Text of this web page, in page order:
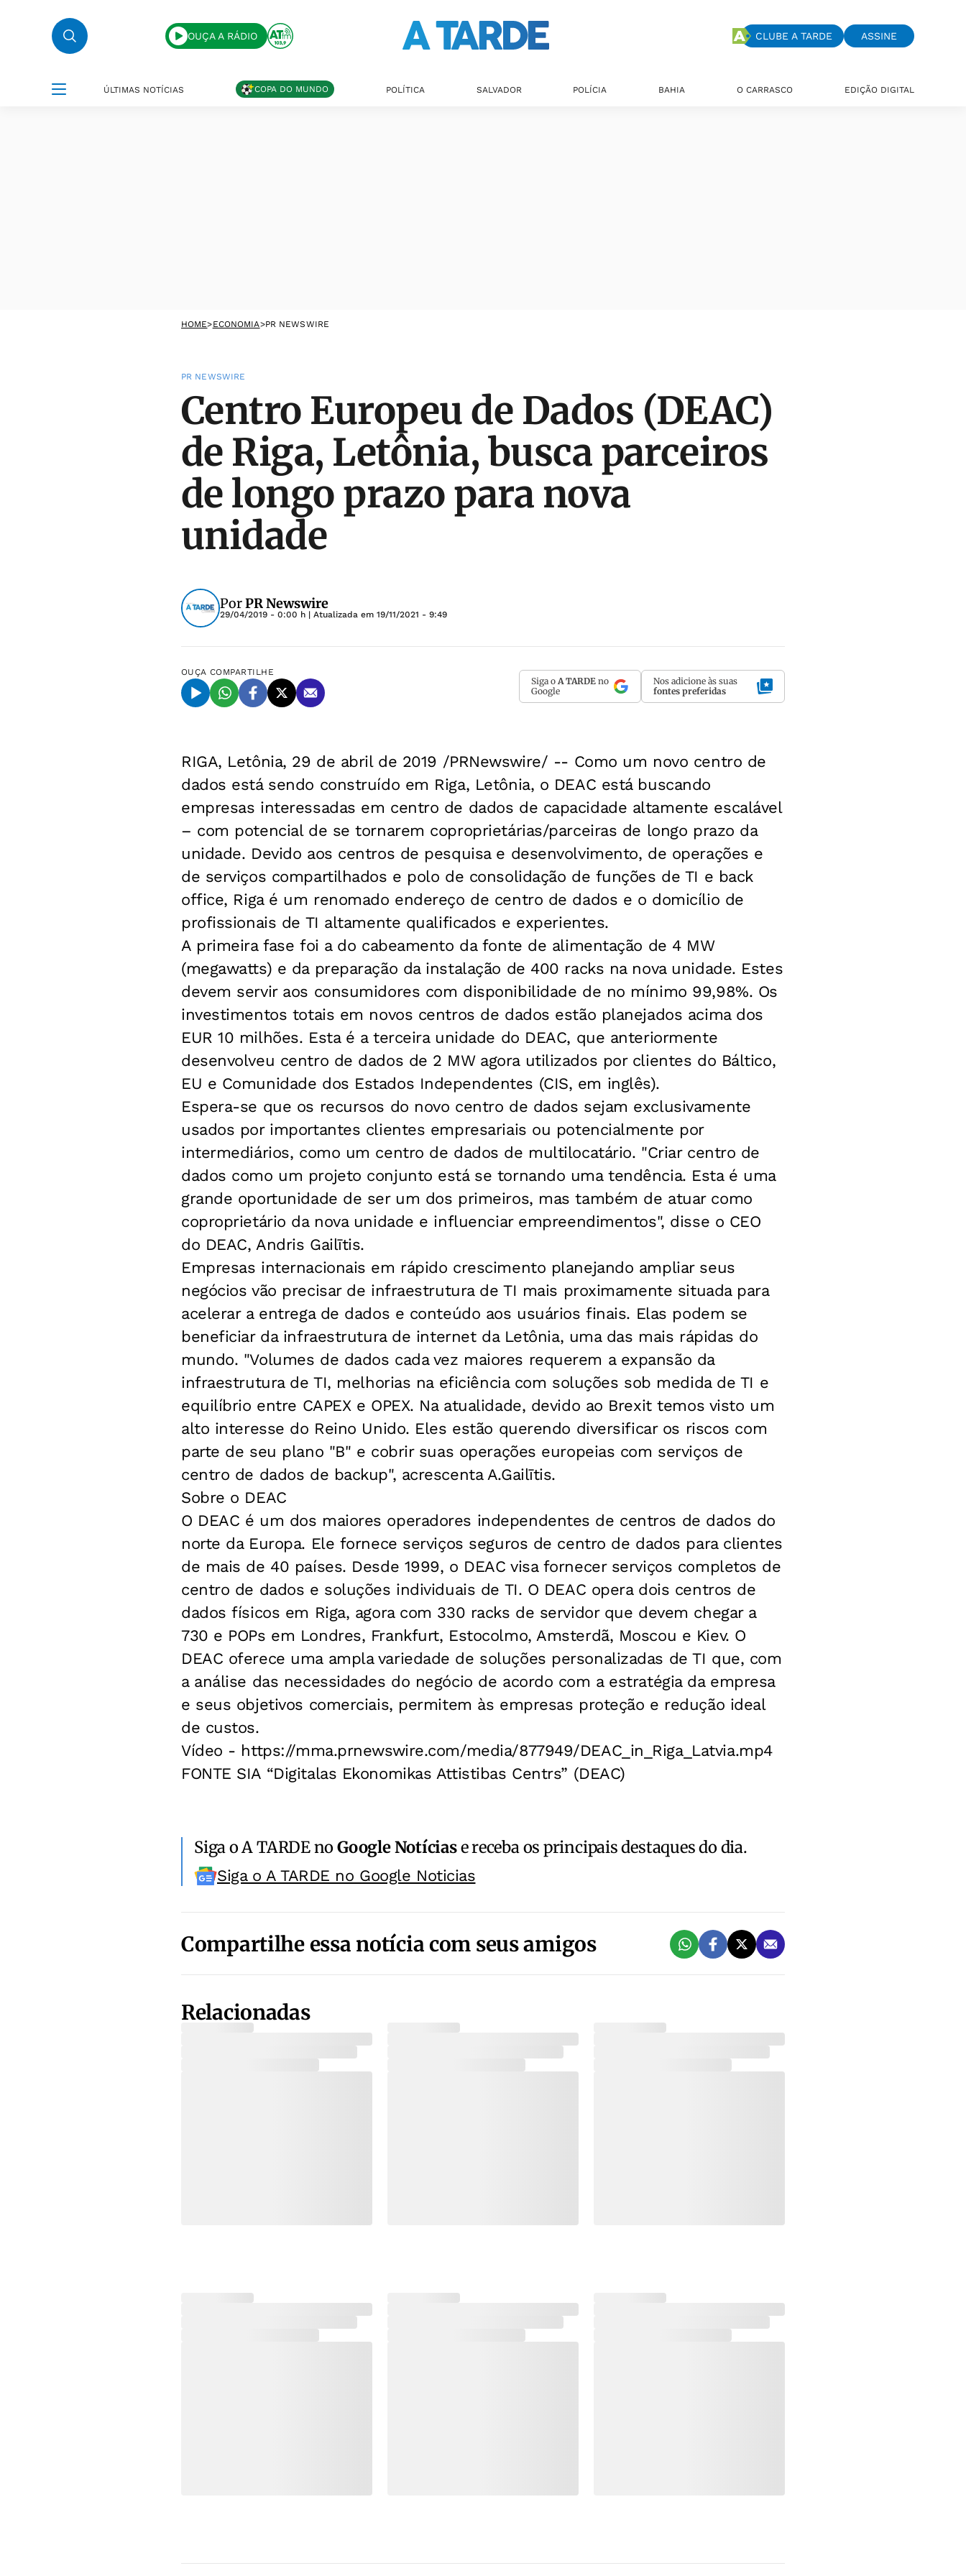
OUÇA A RÁDIO CLUBE A TARDE ASSINE
ÚLTIMAS NOTÍCIAS COPA DO MUNDO POLÍTICA SALVADOR POLÍCIA BAHIA O CARRASCO EDIÇÃO DIGITAL
HOME>ECONOMIA>PR NEWSWIRE
PR NEWSWIRE
Centro Europeu de Dados (DEAC)
de Riga, Letônia, busca parceiros
de longo prazo para nova
unidade
PorPR Newswire
29/04/2019 - 0:00 h | Atualizada em 19/11/2021 - 9:49
OUÇA COMPARTILHE
Siga o A TARDE no
Google
Nos adicione às suas
fontes preferidas
RIGA, Letônia, 29 de abril de 2019 /PRNewswire/ -- Como um novo centro de
dados está sendo construído em Riga, Letônia, o DEAC está buscando
empresas interessadas em centro de dados de capacidade altamente escalável
– com potencial de se tornarem coproprietárias/parceiras de longo prazo da
unidade. Devido aos centros de pesquisa e desenvolvimento, de operações e
de serviços compartilhados e polo de consolidação de funções de TI e back
office, Riga é um renomado endereço de centro de dados e o domicílio de
profissionais de TI altamente qualificados e experientes.
A primeira fase foi a do cabeamento da fonte de alimentação de 4 MW
(megawatts) e da preparação da instalação de 400 racks na nova unidade. Estes
devem servir aos consumidores com disponibilidade de no mínimo 99,98%. Os
investimentos totais em novos centros de dados estão planejados acima dos
EUR 10 milhões. Esta é a terceira unidade do DEAC, que anteriormente
desenvolveu centro de dados de 2 MW agora utilizados por clientes do Báltico,
EU e Comunidade dos Estados Independentes (CIS, em inglês).
Espera-se que os recursos do novo centro de dados sejam exclusivamente
usados por importantes clientes empresariais ou potencialmente por
intermediários, como um centro de dados de multilocatário. "Criar centro de
dados como um projeto conjunto está se tornando uma tendência. Esta é uma
grande oportunidade de ser um dos primeiros, mas também de atuar como
coproprietário da nova unidade e influenciar empreendimentos", disse o CEO
do DEAC, Andris Gailītis.
Empresas internacionais em rápido crescimento planejando ampliar seus
negócios vão precisar de infraestrutura de TI mais proximamente situada para
acelerar a entrega de dados e conteúdo aos usuários finais. Elas podem se
beneficiar da infraestrutura de internet da Letônia, uma das mais rápidas do
mundo. "Volumes de dados cada vez maiores requerem a expansão da
infraestrutura de TI, melhorias na eficiência com soluções sob medida de TI e
equilíbrio entre CAPEX e OPEX. Na atualidade, devido ao Brexit temos visto um
alto interesse do Reino Unido. Eles estão querendo diversificar os riscos com
parte de seu plano "B" e cobrir suas operações europeias com serviços de
centro de dados de backup", acrescenta A.Gailītis.
Sobre o DEAC
O DEAC é um dos maiores operadores independentes de centros de dados do
norte da Europa. Ele fornece serviços seguros de centro de dados para clientes
de mais de 40 países. Desde 1999, o DEAC visa fornecer serviços completos de
centro de dados e soluções individuais de TI. O DEAC opera dois centros de
dados físicos em Riga, agora com 330 racks de servidor que devem chegar a
730 e POPs em Londres, Frankfurt, Estocolmo, Amsterdã, Moscou e Kiev. O
DEAC oferece uma ampla variedade de soluções personalizadas de TI que, com
a análise das necessidades do negócio de acordo com a estratégia da empresa
e seus objetivos comerciais, permitem às empresas proteção e redução ideal
de custos.
Vídeo - https://mma.prnewswire.com/media/877949/DEAC_in_Riga_Latvia.mp4
FONTE SIA “Digitalas Ekonomikas Attistibas Centrs” (DEAC)
Siga o A TARDE noGoogle Notíciase receba os principais destaques do dia.
Siga o A TARDE no Google Noticias
Compartilhe essa notícia com seus amigos
Relacionadas